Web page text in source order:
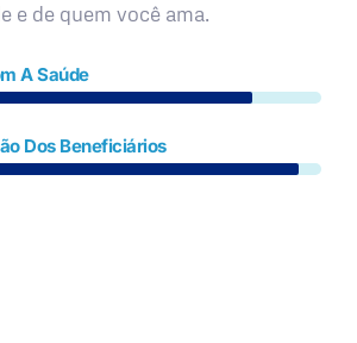
e de quem você ama.
A Saúde
Dos Beneficiários